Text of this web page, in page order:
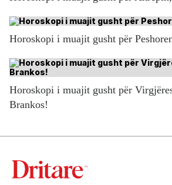
Horoskopi i muajit gusht për
Horoskopi i muajit gusht për
Brankos!